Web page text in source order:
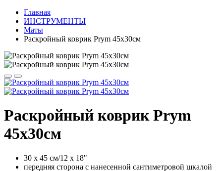
Главная
ИНСТРУМЕНТЫ
Маты
Раскройный коврик Prym 45х30см
Раскройный коврик Prym
45х30см
30 x 45 см/12 x 18"
передняя сторона с нанесенной сантиметровой шкалой